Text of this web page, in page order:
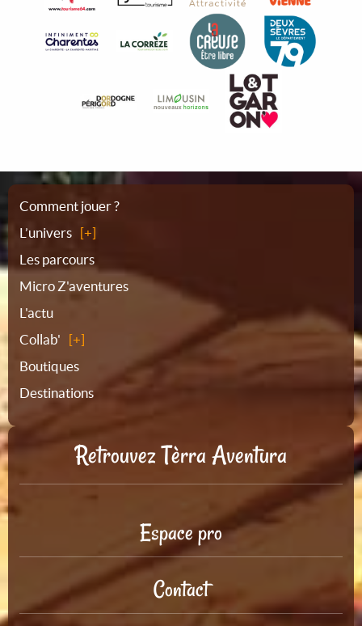
Plan
du
site
Comment jouer ?
L’univers
Les parcours
Micro Z'aventures
L'actu
Collab'
Boutiques
Destinations
Retrouvez Tèrra Aventura
Espace pro
Contact